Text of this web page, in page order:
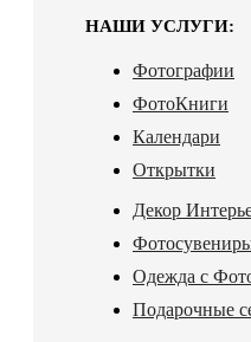
НАШИ УСЛУГИ:
Фотографии
ФотоКниги
Календари
Открытки
Декор
Одежда с
Подарочные